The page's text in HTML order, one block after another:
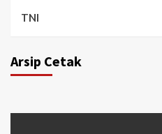
TNI
Arsip Cetak